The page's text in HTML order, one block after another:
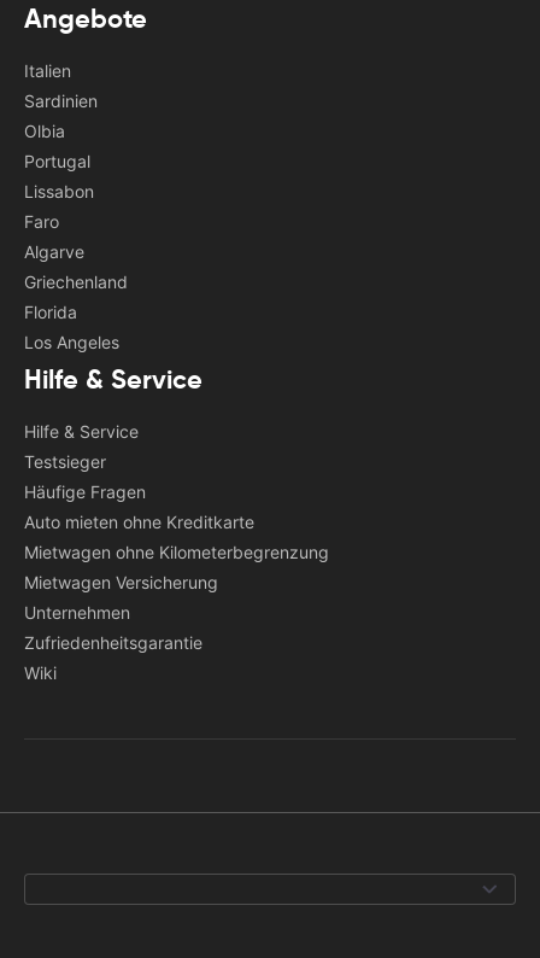
Angebote
Italien
Sardinien
Olbia
Portugal
Lissabon
Faro
Algarve
Griechenland
Florida
Los Angeles
Hilfe & Service
Hilfe & Service
Testsieger
Häufige Fragen
Auto mieten ohne Kreditkarte
Mietwagen ohne Kilometerbegrenzung
Mietwagen Versicherung
Unternehmen
Zufriedenheitsgarantie
Wiki